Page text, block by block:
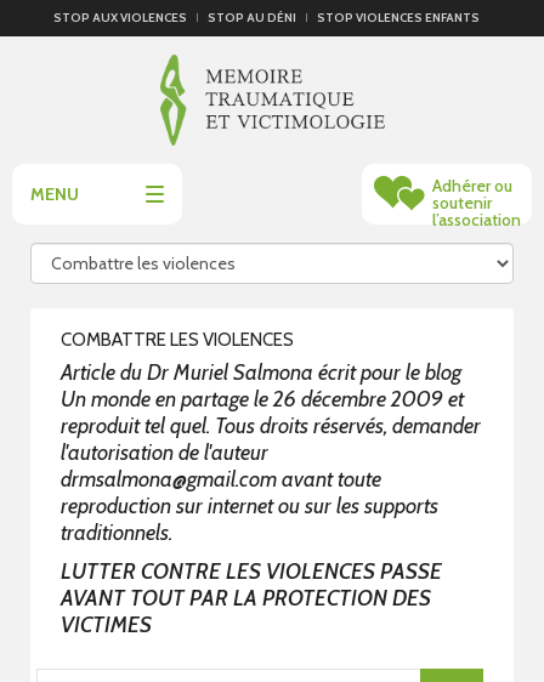
STOP AUX VIOLENCES STOP AU DÉNI STOP VIOLENCES ENFANTS
Adhérer ou
soutenir
l’association
MENU
COMBATTRE LES VIOLENCES
Article du Dr Muriel Salmona écrit pour le blog
Un monde en partagele 26 décembre 2009 et
reproduit tel quel. Tous droits réservés, demander
l'autorisation de l'auteur
drmsalmona@gmail.comavant toute
reproduction sur internet ou sur les supports
traditionnels.
LUTTER CONTRE LES VIOLENCES PASSE
AVANT TOUT PAR LA PROTECTION DES
VICTIMES